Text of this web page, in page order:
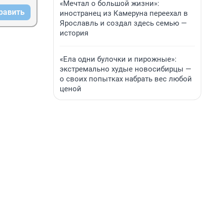
«Мечтал о большой жизни»:
иностранец из Камеруна переехал в
Ярославль и создал здесь семью —
история
«Ела одни булочки и пирожные»:
экстремально худые новосибирцы —
о своих попытках набрать вес любой
ценой